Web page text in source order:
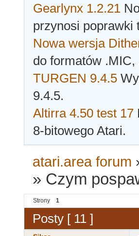
Gearlynx 1.2.21
przynosi poprawki
Nowa wersja
do formatów
TURGEN 9.4.5
9.4.5.
Altirra 4.50 test 17
8-bitowego Atari.
atari.area forum
» Czym
Strony 1
Posty [ 11 ]